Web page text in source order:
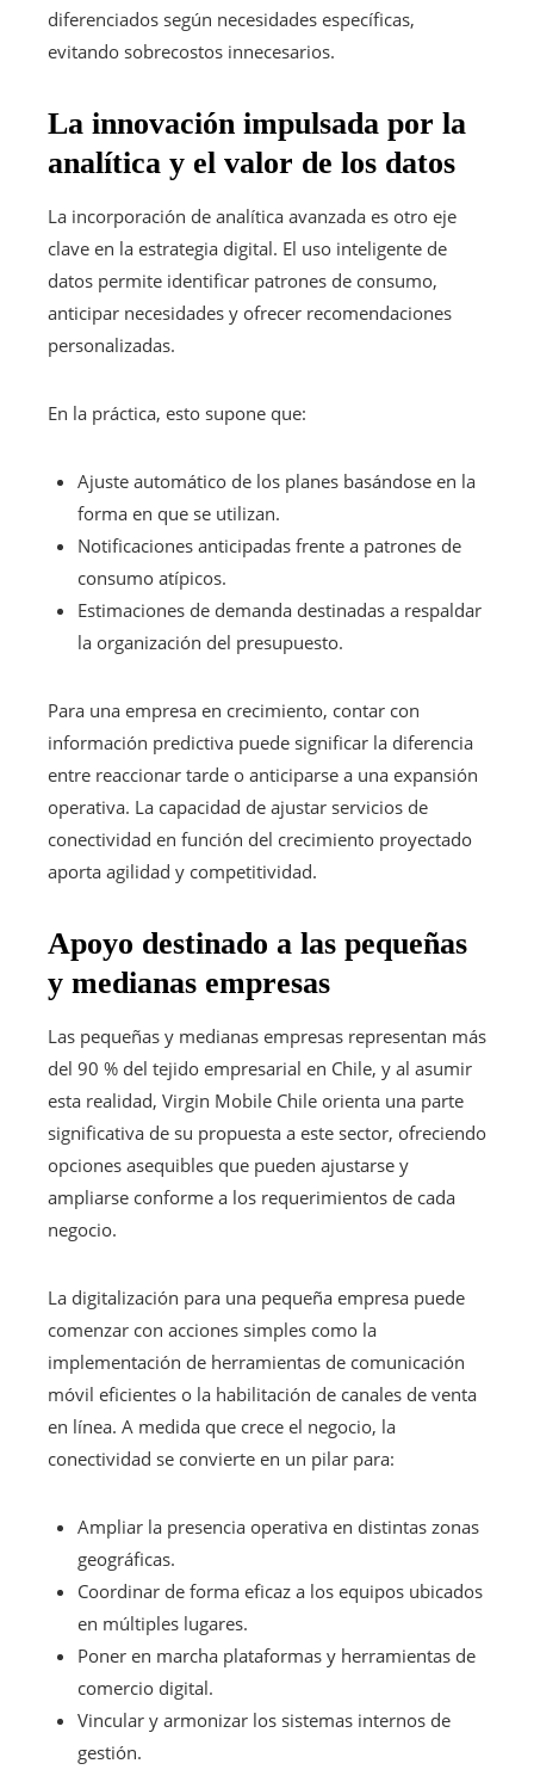
diferenciados según necesidades específicas,
evitando sobrecostos innecesarios.
La innovación impulsada por la
analítica y el valor de los datos
La incorporación de analítica avanzada es otro eje
clave en la estrategia digital. El uso inteligente de
datos permite identificar patrones de consumo,
anticipar necesidades y ofrecer recomendaciones
personalizadas.
En la práctica, esto supone que:
Ajuste automático de los planes basándose en la
forma en que se utilizan.
Notificaciones anticipadas frente a patrones de
consumo atípicos.
Estimaciones de demanda destinadas a respaldar
la organización del presupuesto.
Para una empresa en crecimiento, contar con
información predictiva puede significar la diferencia
entre reaccionar tarde o anticiparse a una expansión
operativa. La capacidad de ajustar servicios de
conectividad en función del crecimiento proyectado
aporta agilidad y competitividad.
Apoyo destinado a las pequeñas
y medianas empresas
Las pequeñas y medianas empresas representan más
del 90 % del tejido empresarial en Chile, y al asumir
esta realidad, Virgin Mobile Chile orienta una parte
significativa de su propuesta a este sector, ofreciendo
opciones asequibles que pueden ajustarse y
ampliarse conforme a los requerimientos de cada
negocio.
La digitalización para una pequeña empresa puede
comenzar con acciones simples como la
implementación de herramientas de comunicación
móvil eficientes o la habilitación de canales de venta
en línea. A medida que crece el negocio, la
conectividad se convierte en un pilar para:
Ampliar la presencia operativa en distintas zonas
geográficas.
Coordinar de forma eficaz a los equipos ubicados
en múltiples lugares.
Poner en marcha plataformas y herramientas de
comercio digital.
Vincular y armonizar los sistemas internos de
gestión.